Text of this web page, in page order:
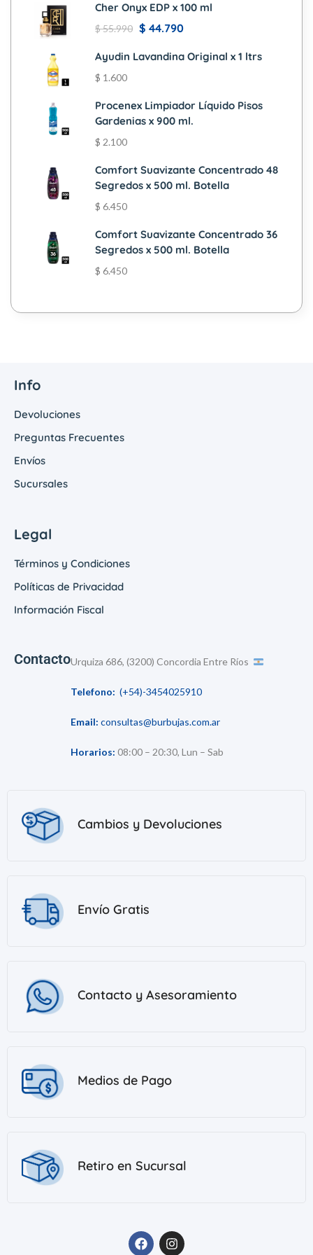
Cher Onyx EDP x 100 ml
$55.990 $ 44.790
Ayudin Lavandina Original x 1 ltrs
$ 1.600
Procenex Limpiador Líquido Pisos
Gardenias x 900 ml.
$ 2.100
Comfort Suavizante Concentrado 48
Segredos x 500 ml. Botella
$ 6.450
Comfort Suavizante Concentrado 36
Segredos x 500 ml. Botella
$ 6.450
Info
Devoluciones
Preguntas Frecuentes
Envíos
Sucursales
Legal
Términos y Condiciones
Políticas de Privacidad
Información Fiscal
ContactoUrquiza 686, (3200) Concordia Entre Ríos
Telefono: (+54)-3454025910
Email: consultas@burbujas.com.ar
Horarios: 08:00 – 20:30, Lun – Sab
Cambios y Devoluciones
Envío Gratis
Contacto y Asesoramiento
Medios de Pago
Retiro en Sucursal